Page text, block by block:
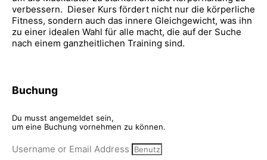
verbessern. Dieser Kurs fördert nicht nur die körperliche
Fitness, sondern auch das innere Gleichgewicht, was ihn
zu einer idealen Wahl für alle macht, die auf der Suche
nach einem ganzheitlichen Training sind.
Buchung
Du musst angemeldet sein,
um eine Buchung vornehmen zu können.
Username or Email Address